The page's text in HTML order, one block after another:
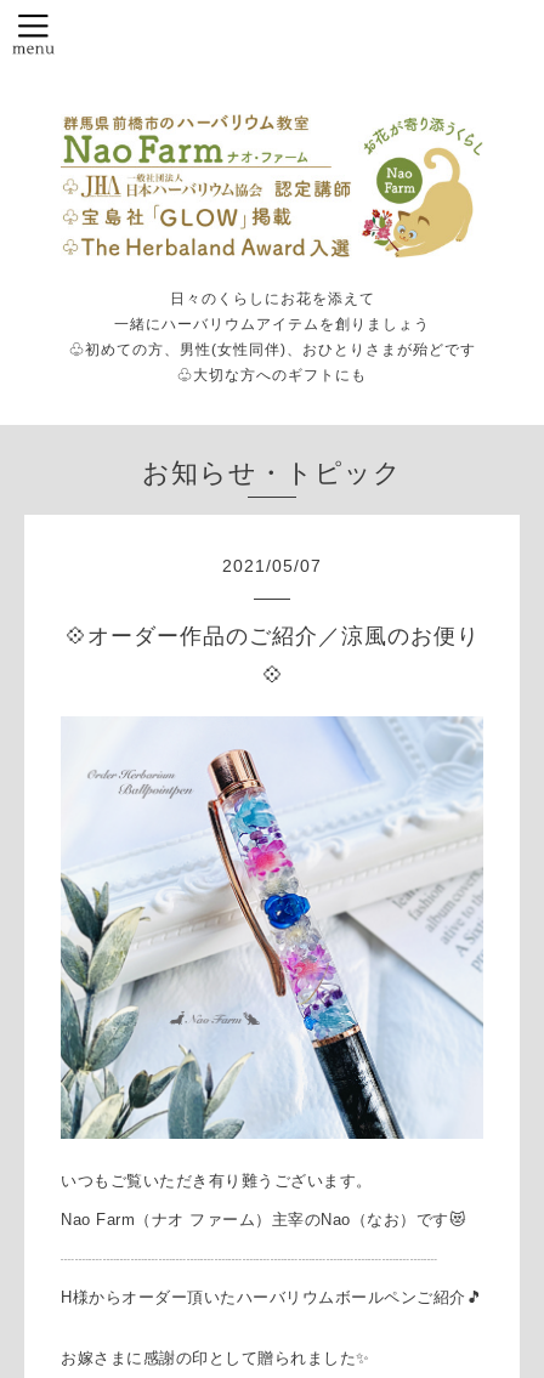
日々のくらしにお花を添えて
一緒にハーバリウムアイテムを創りましょう
♧初めての方、男性(女性同伴)、おひとりさまが殆どです
♧大切な方へのギフトにも
お知らせ・トピック
2021 /05/07
💠オーダー作品のご紹介／涼風のお便り
💠
いつもご覧いただき有り難うございます。
Nao Farm（ナオ ファーム）主宰のNao（なお）です😻
┈┈┈┈┈┈┈┈┈┈┈┈┈┈┈┈┈┈┈┈┈┈┈┈┈┈┈
H様からオーダー頂いたハーバリウムボールペンご紹介🎵
お嫁さまに感謝の印として贈られました✨